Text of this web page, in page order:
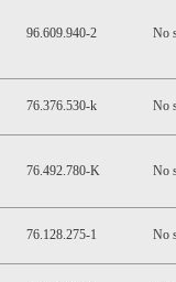
96.609.940-2 No
76.376.530-k No
76.492.780-K No
76.128.275-1 No